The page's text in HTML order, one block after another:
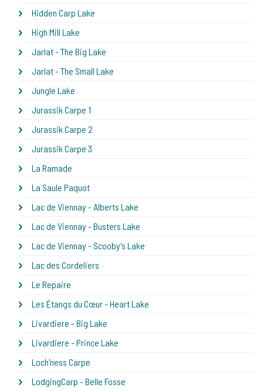
Hidden Carp Lake
High Mill Lake
Jarlat - The Big Lake
Jarlat - The Small Lake
Jungle Lake
Jurassik Carpe 1
Jurassik Carpe 2
Jurassik Carpe 3
La Ramade
La Saule Paquot
Lac de Viennay - Alberts Lake
Lac de Viennay - Busters Lake
Lac de Viennay - Scooby's Lake
Lac des Cordeliers
Le Repaire
Les Étangs du Cœur - Heart Lake
Livardiere - Big Lake
Livardiere - Prince Lake
Loch'ness Carpe
LodgingCarp - Belle Fosse